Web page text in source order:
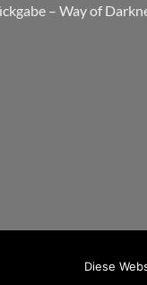
– Way of
Diese